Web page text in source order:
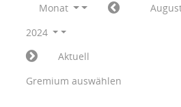
Monat
2024
Aktuell
Gremium auswählen